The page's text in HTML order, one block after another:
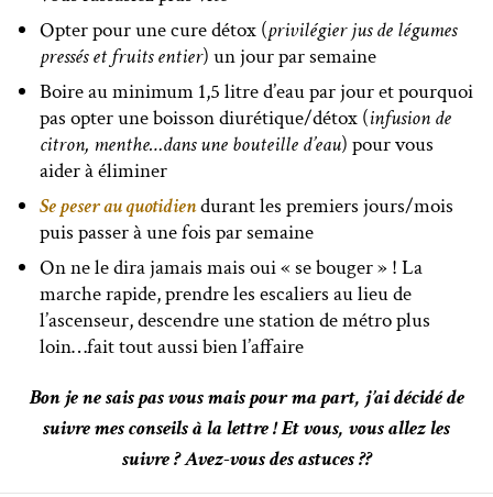
Opter pour une cure détox (privilégier jus de légumes
pressés et fruits entier) un jour par semaine
Boire au minimum 1,5 litre d’eau par jour et pourquoi
pas opter une boisson diurétique/détox (infusion de
citron, menthe…dans une bouteille d’eau) pour vous
aider à éliminer
Se peser au quotidiendurant les premiers jours/mois
puis passer à une fois par semaine
On ne le dira jamais mais oui « se bouger » ! La
marche rapide, prendre les escaliers au lieu de
l’ascenseur, descendre une station de métro plus
loin…fait tout aussi bien l’affaire
Bon je ne sais pas vous mais pour ma part, j’ai décidé de
suivre mes conseils à la lettre ! Et vous, vous allez les
suivre ? Avez-vous des astuces ??